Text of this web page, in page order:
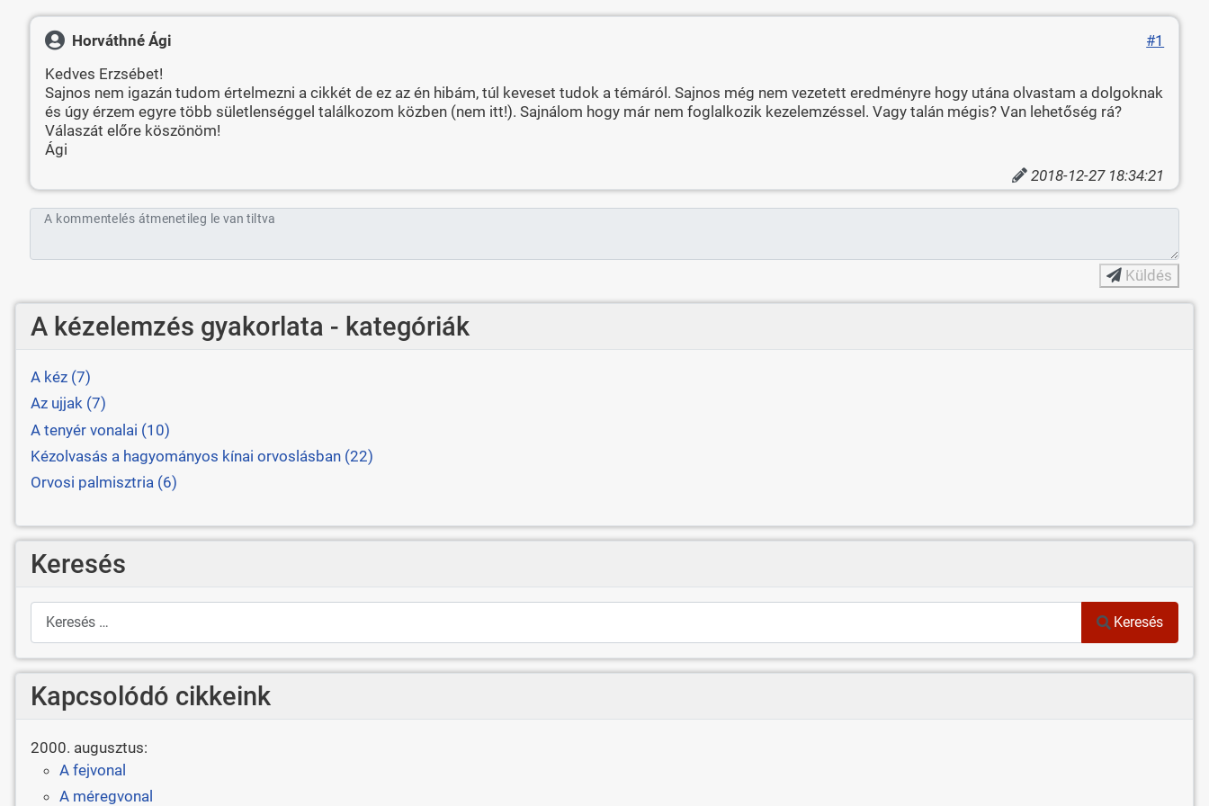
Horváthné Ági
#1
Kedves Erzsébet!
Sajnos nem igazán tudom értelmezni a cikkét de ez az én hibám, túl keveset tudok a témáról. Sajnos még nem vezetett eredményre hogy utána olvastam a dolgoknak
és úgy érzem egyre több sületlenséggel találkozom közben (nem itt!). Sajnálom hogy már nem foglalkozik kezelemzéssel. Vagy talán mégis? Van lehetőség rá?
Válaszát előre köszönöm!
Ági
2018-12-27 18:34:21
A kommentelés átmenetileg le van tiltva
Küldés
A kézelemzés gyakorlata - kategóriák
A kéz (7)
Az ujjak (7)
A tenyér vonalai (10)
Kézolvasás a hagyományos kínai orvoslásban (22)
Orvosi palmisztria (6)
Keresés
Keresés
Keresés
Kapcsolódó cikkeink
2000. augusztus:
A fejvonal
A méregvonal